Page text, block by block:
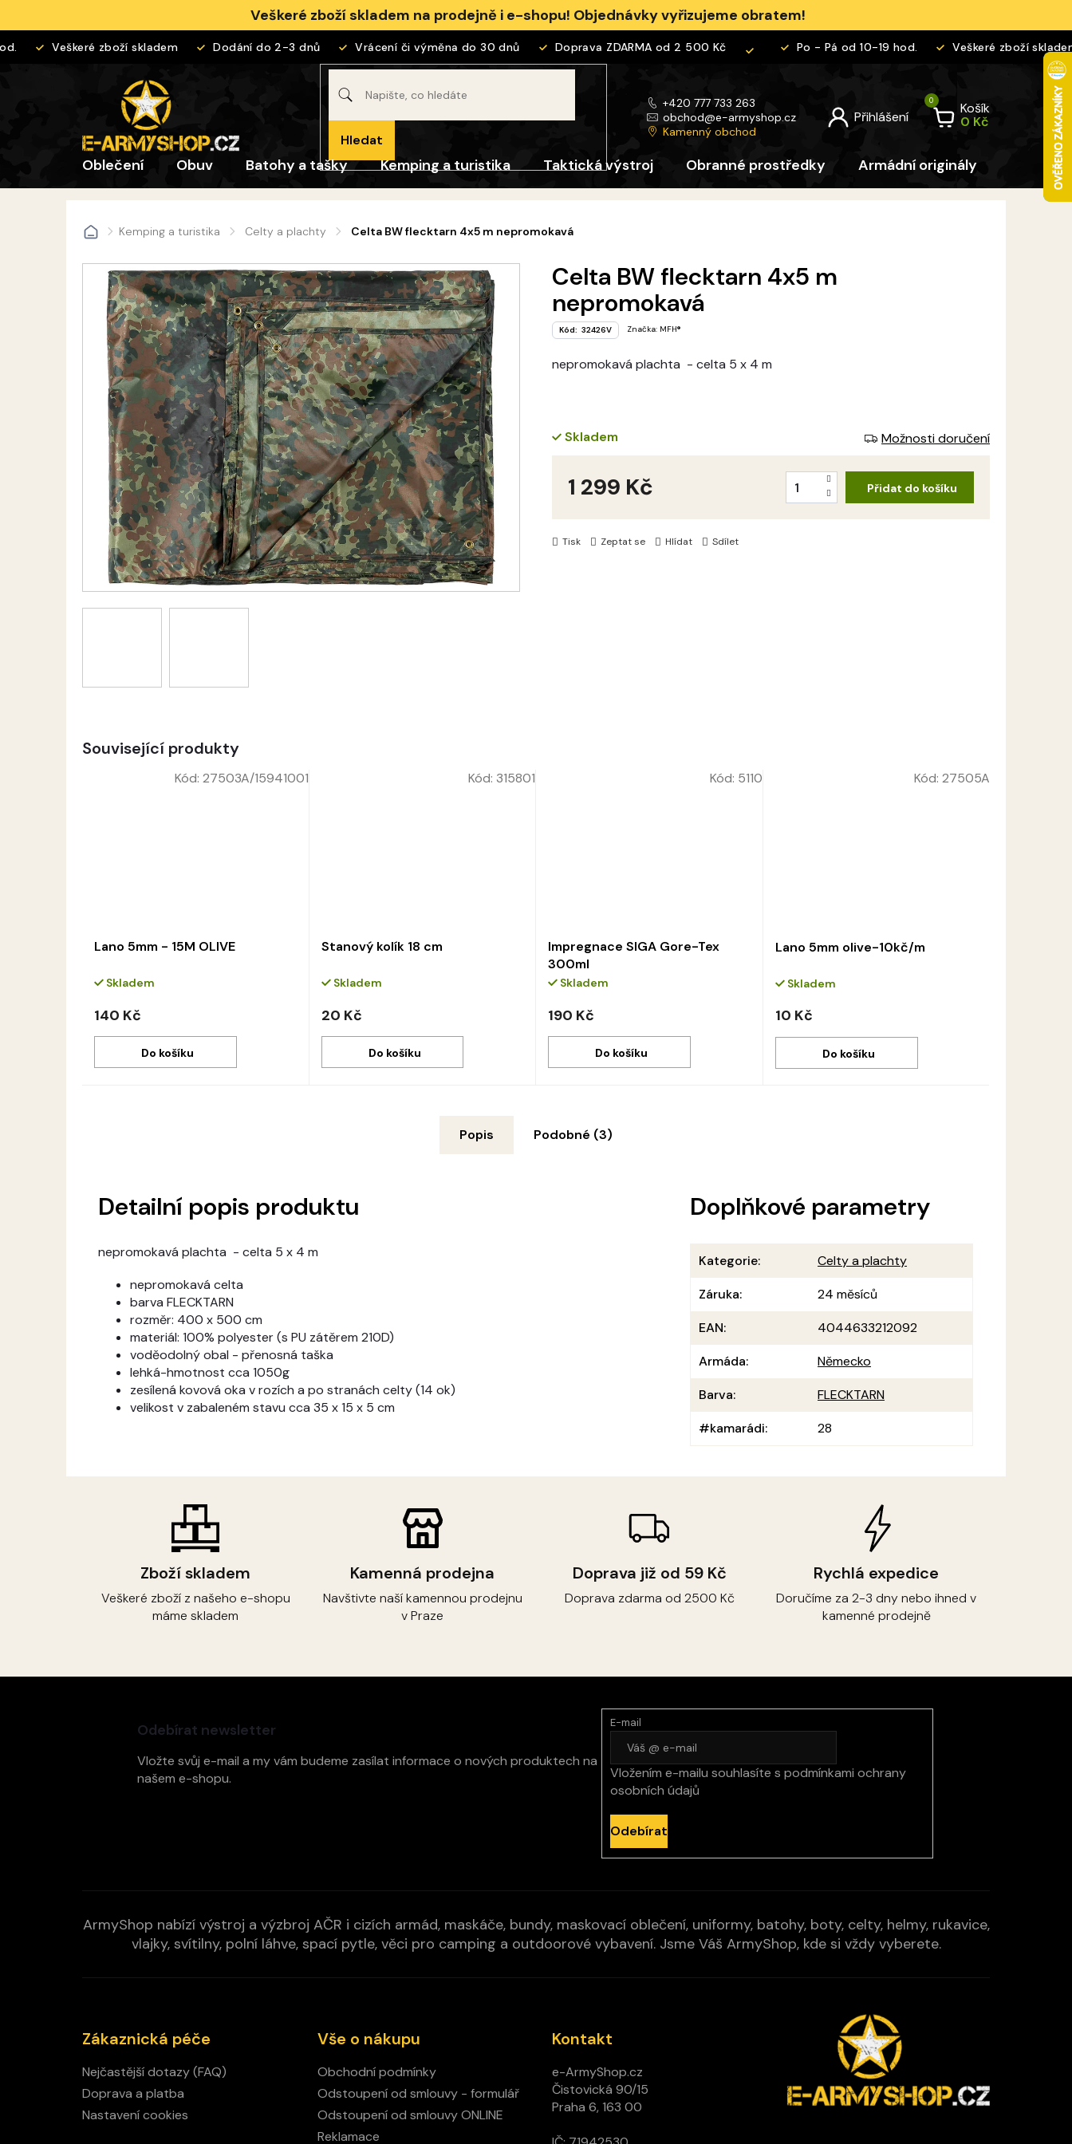
obsah
Veškeré zboží skladem na prodejně i e-shopu! Objednávky vyřizujeme obratem!
Veškeré zboží skladem Dodání do 2-3 dnů Vrácení či výměna do 30 dnů Doprava ZDARMA od 2 500 Kč Po - Pá od 10-19 hod. Veškeré zboží skladem
Hledat
+420 777 733 263
obchod@e-armyshop.cz
Kamenný obchod
Košík
Oblečení Obuv Batohy a tašky Kemping a turistika Taktická výstroj Obranné prostředky Armádní originály Pro děti
DomůKemping a turistika Celty a plachty Celta BW flecktarn 4x5 m nepromokavá
nepromokavá plachta - celta 5 x 4 m
Tisk Zeptat se Hlídat Sdílet
Celta BW flecktarn 4x5 m
nepromokavá
Kód: 32426V Značka: MFH®
Skladem Možnosti doručení
1 299 Kč Přidat do košíku
Zboží skladem
Veškeré zboží z našeho e-shopu
máme skladem
Kamenná prodejna
Navštivte naší kamennou prodejnu
v Praze
Doprava již od 59 Kč
Doprava zdarma od 2500 Kč
Rychlá expedice
Doručíme za 2-3 dny nebo ihned v
kamenné prodejně
Související produkty
Lano 5mm - 15M OLIVE
Skladem
140 Kč
Do košíku
Kód: 27503A/15941001
Stanový kolík 18 cm
Skladem
20 Kč
Do košíku
Kód: 315801
Impregnace SIGA Gore-Tex
300ml
Skladem
190 Kč
Do košíku
Kód: 5110
Lano 5mm olive-10kč/m
Skladem
10 Kč
Do košíku
Kód: 27505A
Popis Podobné (3)
Detailní popis produktu
nepromokavá plachta - celta 5 x 4 m
nepromokavá celta
barva FLECKTARN
rozměr: 400 x 500 cm
materiál: 100% polyester (s PU zátěrem 210D)
voděodolný obal - přenosná taška
lehká-hmotnost cca 1050g
zesílená kovová oka v rozích a po stranách celty (14 ok)
velikost v zabaleném stavu cca 35 x 15 x 5 cm
Doplňkové parametry
Kategorie:
Celty a plachty
Záruka:
24 měsíců
EAN:
4044633212092
Armáda:
Německo
Barva:
FLECKTARN
#kamarádi: 28
Odebírat newsletter
Vložte svůj e-mail a my vám budeme zasílat informace o nových produktech na
našem e-shopu.
E-mail
Vložením e-mailu souhlasíte s podmínkami ochrany
osobních údajů
Odebírat
ArmyShop nabízí výstroj a výzbroj AČR i cizích armád, maskáče, bundy, maskovací oblečení, uniformy, batohy, boty, celty, helmy, rukavice,
vlajky, svítilny, polní láhve, spací pytle, věci pro camping a outdoorové vybavení. Jsme Váš ArmyShop, kde si vždy vyberete.
Zákaznická péče
Nejčastější dotazy (FAQ)
Doprava a platba
Nastavení cookies
Vše o nákupu
Obchodní podmínky
Odstoupení od smlouvy - formulář
Odstoupení od smlouvy ONLINE
Reklamace
Kontakt
e-ArmyShop.cz
Čistovická 90/15
Praha 6, 163 00